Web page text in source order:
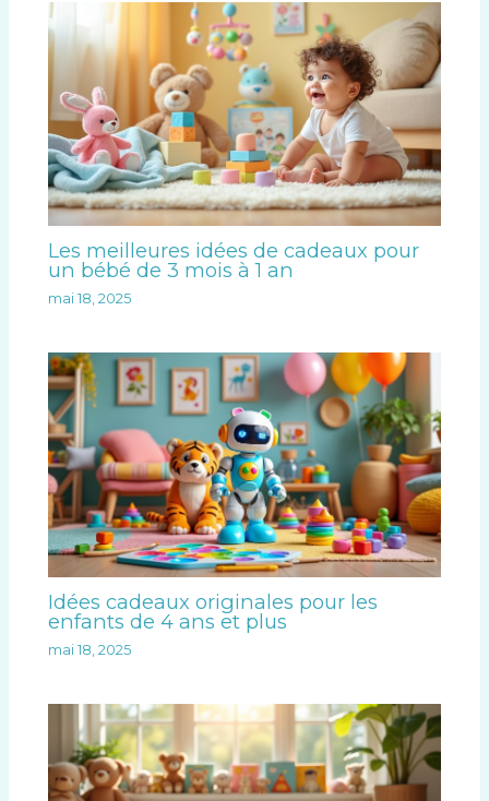
Les meilleures idées de cadeaux pour
un bébé de 3 mois à 1 an
mai 18, 2025
Idées cadeaux originales pour les
enfants de 4 ans et plus
mai 18, 2025